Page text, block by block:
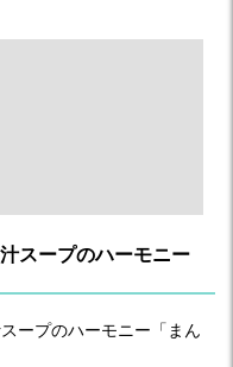
スープのハーモニー